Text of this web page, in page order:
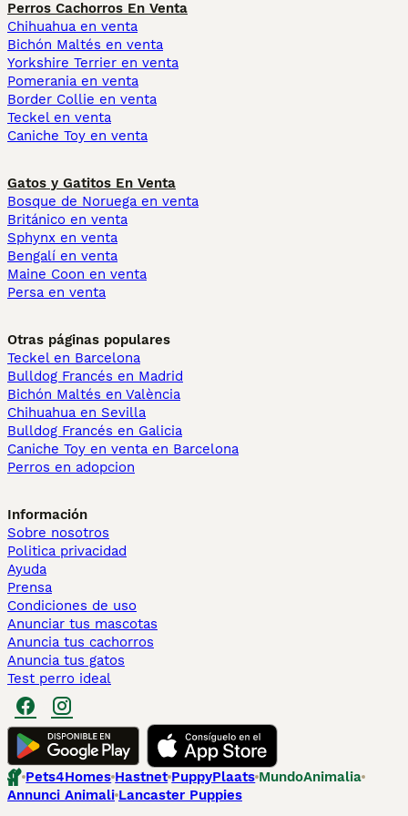
Perros Cachorros En Venta
Chihuahua en venta
Bichón Maltés en venta
Yorkshire Terrier en venta
Pomerania en venta
Border Collie en venta
Teckel en venta
Caniche Toy en venta
Gatos y Gatitos En Venta
Bosque de Noruega en venta
Británico en venta
Sphynx en venta
Bengalí en venta
Maine Coon en venta
Persa en venta
Otras páginas populares
Teckel en Barcelona
Bulldog Francés en Madrid
Bichón Maltés en València
Chihuahua en Sevilla
Bulldog Francés en Galicia
Caniche Toy en venta en Barcelona
Perros en adopcion
Información
Sobre nosotros
Politica privacidad
Ayuda
Prensa
Condiciones de uso
Anunciar tus mascotas
Anuncia tus cachorros
Anuncia tus gatos
Test perro ideal
Pets4Homes Hastnet PuppyPlaats MundoAnimalia
Annunci Animali Lancaster Puppies